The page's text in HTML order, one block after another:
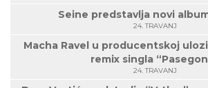
Seine predstavlja novi
24. TRAVANJ
Macha Ravel u producentskoj
remix singla
24. TRAVANJ